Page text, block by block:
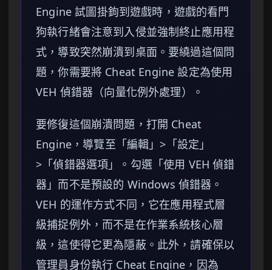
Engine 試圖掛鉤到遊戲時，遊戲的看門
狗執行緒會注意到入侵並強制終止應用程
式，導致突然崩潰到桌面。要繞過這個問
題，你需要將 Cheat Engine 設定為使用
VEH 偵錯器（向量化例外處理）。
要修復這個崩潰問題，打開 Cheat
Engine，導覽至「編輯」>「設定」
>「偵錯器選項」。勾選「使用 VEH 偵錯
器」而不是預設的 Windows 偵錯器。
VEH 的運作方式不同，它在應用程式層
級捕捉例外，而不是在作業系統核心層
級，這使得它更為隱蔽。此外，請確保以
管理員身份執行 Cheat Engine，因為